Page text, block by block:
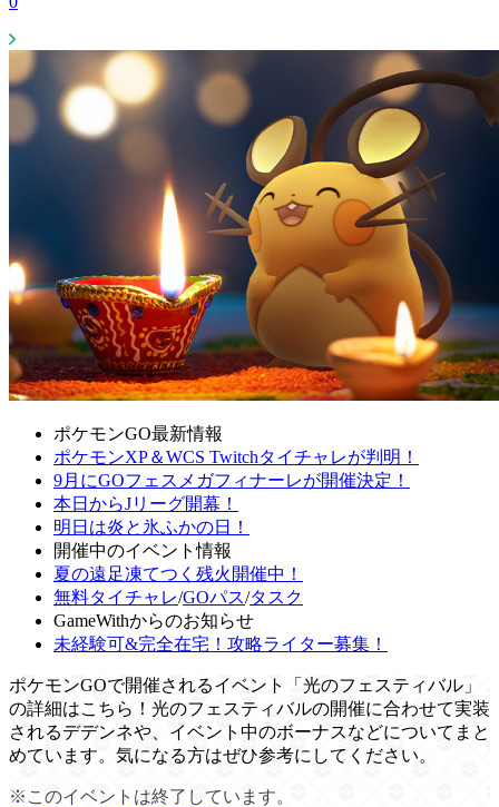
ポケモンGO最新情報
ポケモンXP＆WCS Twitchタイチャレが判明！
9月にGOフェスメガフィナーレが開催決定！
本日からJリーグ開幕！
明日は炎と氷ふかの日！
開催中のイベント情報
夏の遠足凍てつく残火開催中！
無料タイチャレ/GOパス/タスク
GameWithからのお知らせ
未経験可&完全在宅！攻略ライター募集！
ポケモンGOで開催されるイベント「光のフェスティバル」
の詳細はこちら！光のフェスティバルの開催に合わせて実装
されるデデンネや、イベント中のボーナスなどについてまと
めています。気になる方はぜひ参考にしてください。
※このイベントは終了しています。